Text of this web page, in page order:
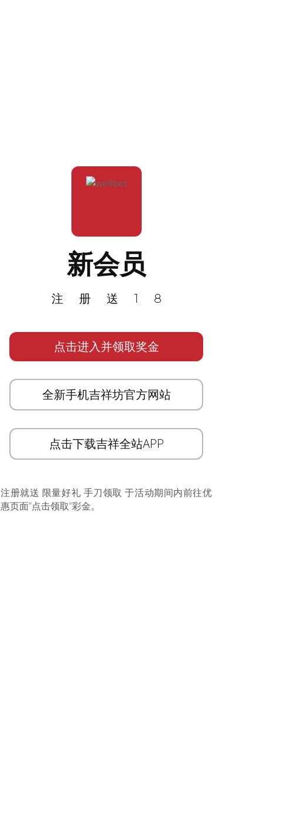
新会员
注册送18
点击进入并领取奖金
全新手机吉祥坊官方网站
点击下载吉祥全站APP
注册就送 限量好礼 手刀领取 于活动期间内前往优
惠页面”点击领取”彩金。